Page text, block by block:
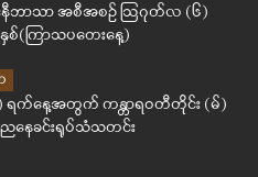
နီဘာသာ အစီအစဉ် ဩဂုတ်လ (၆)
စ်(ကြာသပတေးနေ့)
က်နေ့အတွက် ကန္တာရဝတီတိုင်း (မ်)
နေခင်းရုပ်သံသတင်း